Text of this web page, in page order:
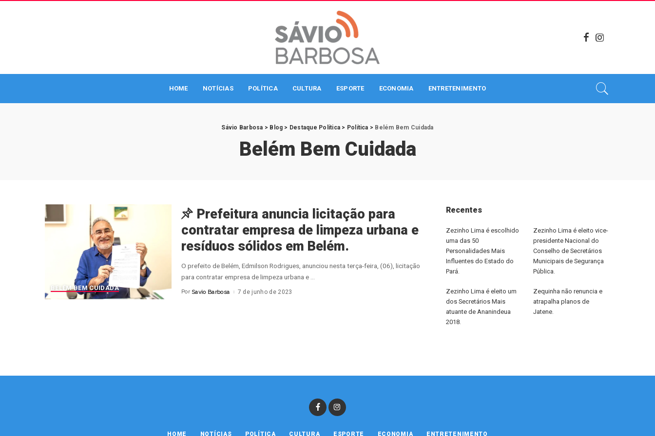
HOME NOTÍCIAS POLÍTICA CULTURA ESPORTE ECONOMIA ENTRETENIMENTO
Sávio Barbosa > Blog > Destaque Política > Política > Belém Bem Cuidada
Belém Bem Cuidada
BELÉM BEM CUIDADA
Prefeitura anuncia licitação para
contratar empresa de limpeza urbana e
resíduos sólidos em Belém.
O prefeito de Belém, Edmilson Rodrigues, anunciou nesta terça-feira, (06), licitação
para contratar empresa de limpeza urbana e
Posted
Por Savio Barbosa 7 de junho de 2023
Recentes
Zezinho Lima é escolhido
uma das 50
Personalidades Mais
Influentes do Estado do
Pará.
Zezinho Lima é eleito vice-
presidente Nacional do
Conselho de Secretários
Municipais de Segurança
Pública.
Zezinho Lima é eleito um
dos Secretários Mais
atuante de Ananindeua
2018.
Zequinha não renuncia e
atrapalha planos de
Jatene.
HOME NOTÍCIAS POLÍTICA CULTURA ESPORTE ECONOMIA ENTRETENIMENTO